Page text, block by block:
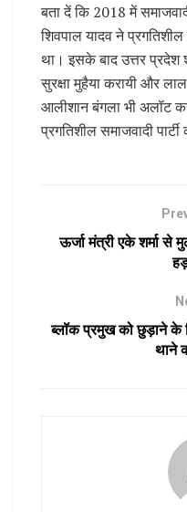
बता दें कि 2018 में
शिवपाल यादव ने प्रगतिशील
था। इसके बाद उत्तर
सुरक्षा मुहैया करायी और
आलीशान बंगला भी अलॉट
प्रगतिशील समाजवादी
ऊर्जा मंत्री एके शर्मा से
ब्लॉक प्रमुख को छुड़ाने के
थाने